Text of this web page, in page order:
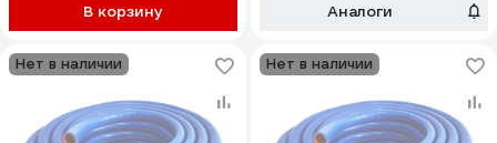
В корзину Аналоги
Нет в наличии Нет в наличии